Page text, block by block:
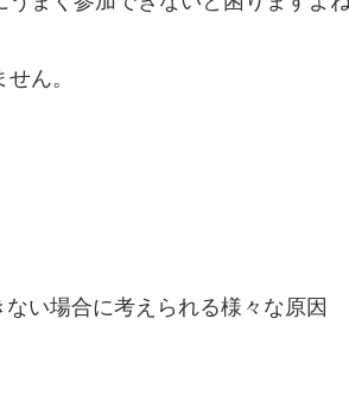
ん。
い場合に考えられる様々な原因